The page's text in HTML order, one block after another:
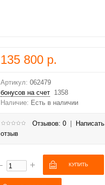
135 800 р.
Артикул: 062479
бонусов на счет 1358
Наличие: Есть в наличии
Отзывов: 0
Написать
отзыв